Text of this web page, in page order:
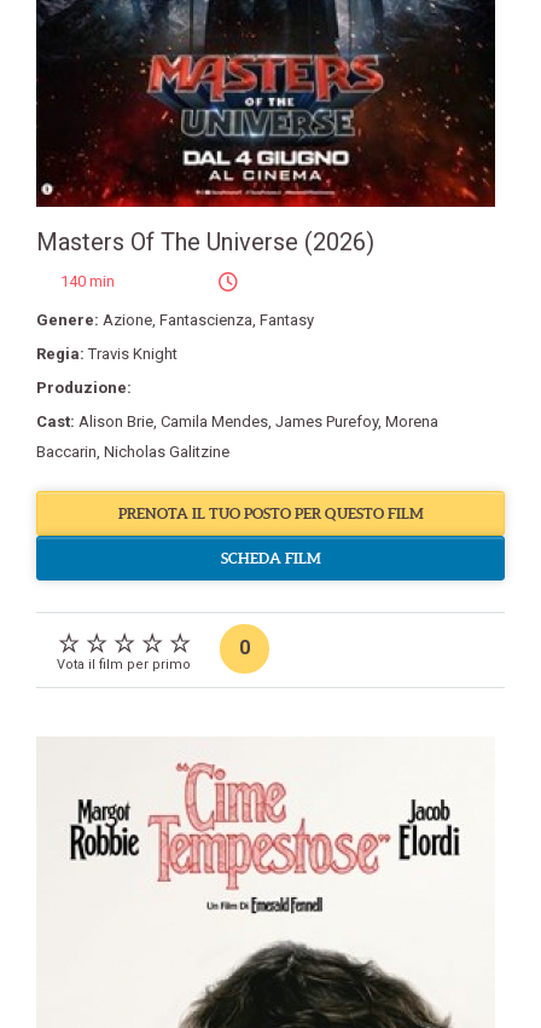
Masters Of The Universe (2026)
140 min
Genere: Azione, Fantascienza, Fantasy
Regia:Travis Knight
Produzione:
Cast: Alison Brie, Camila Mendes, James Purefoy, Morena
Baccarin, Nicholas Galitzine
PRENOTA IL TUO POSTO PER QUESTO FILM
SCHEDA FILM
Vota il film per primo
0